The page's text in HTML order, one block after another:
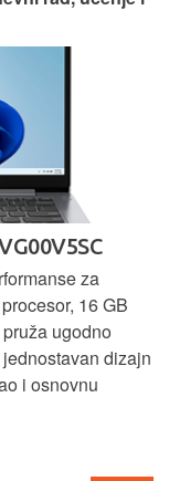
za
16 GB
ugodno
dizajn
i osnovnu